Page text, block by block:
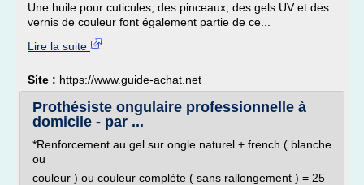
Une huile pour cuticules, des pinceaux, des gels UV et des
vernis de couleur font également partie de ce...
Lire la suite
Site : https://www.guide-achat.net
Prothésiste ongulaire professionnelle à
domicile - par ...
*Renforcement au gel sur ongle naturel + french ( blanche
ou
couleur ) ou couleur complète ( sans rallongement ) = 25